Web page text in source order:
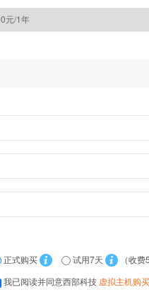
正式购买 试用7天
（收费
我已阅读并同意西部科技 虚拟主机购